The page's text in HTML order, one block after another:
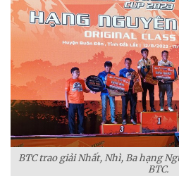
BTC trao giải Nhất, Nhì, Ba hạng
BTC.